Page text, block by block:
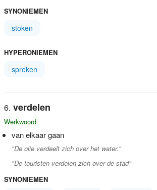
SYNONIEMEN
stoken
HYPERONIEMEN
spreken
verdelen
Werkwoord
van elkaar gaan
"De olie verdeelt zich over het water."
"De touristen verdelen zich over de stad"
SYNONIEMEN